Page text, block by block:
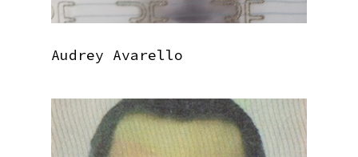
Audrey Avarello